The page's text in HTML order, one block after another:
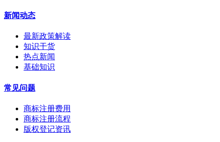
新闻动态
最新政策解读
知识干货
热点新闻
基础知识
常见问题
商标注册费用
商标注册流程
版权登记资讯